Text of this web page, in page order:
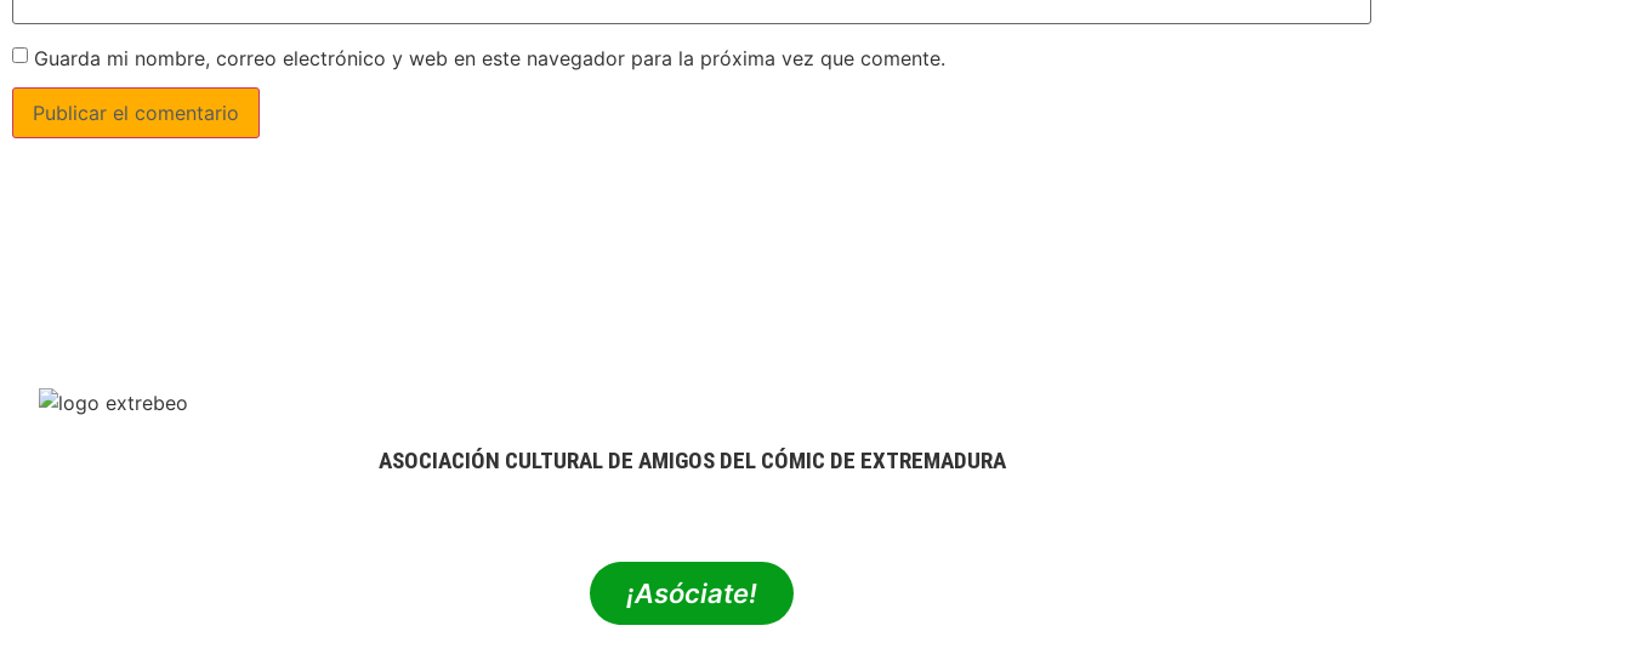
Guarda mi nombre, correo electrónico y web en este navegador para la próxima vez que comente.
ASOCIACIÓN CULTURAL DE AMIGOS DEL CÓMIC DE EXTREMADURA
¡Asóciate!